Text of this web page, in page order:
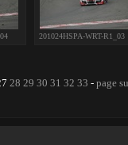
201024HSPA-WRT-R1_03
28 29 30 31 32 33 - page